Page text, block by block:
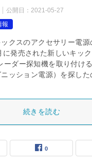
公開日： 2021-05-27
報
クスのアクセサリー電源
発売された新しいキッ
ーダー探知機を取り付け
ッション電源）を探した
続きを読む
0